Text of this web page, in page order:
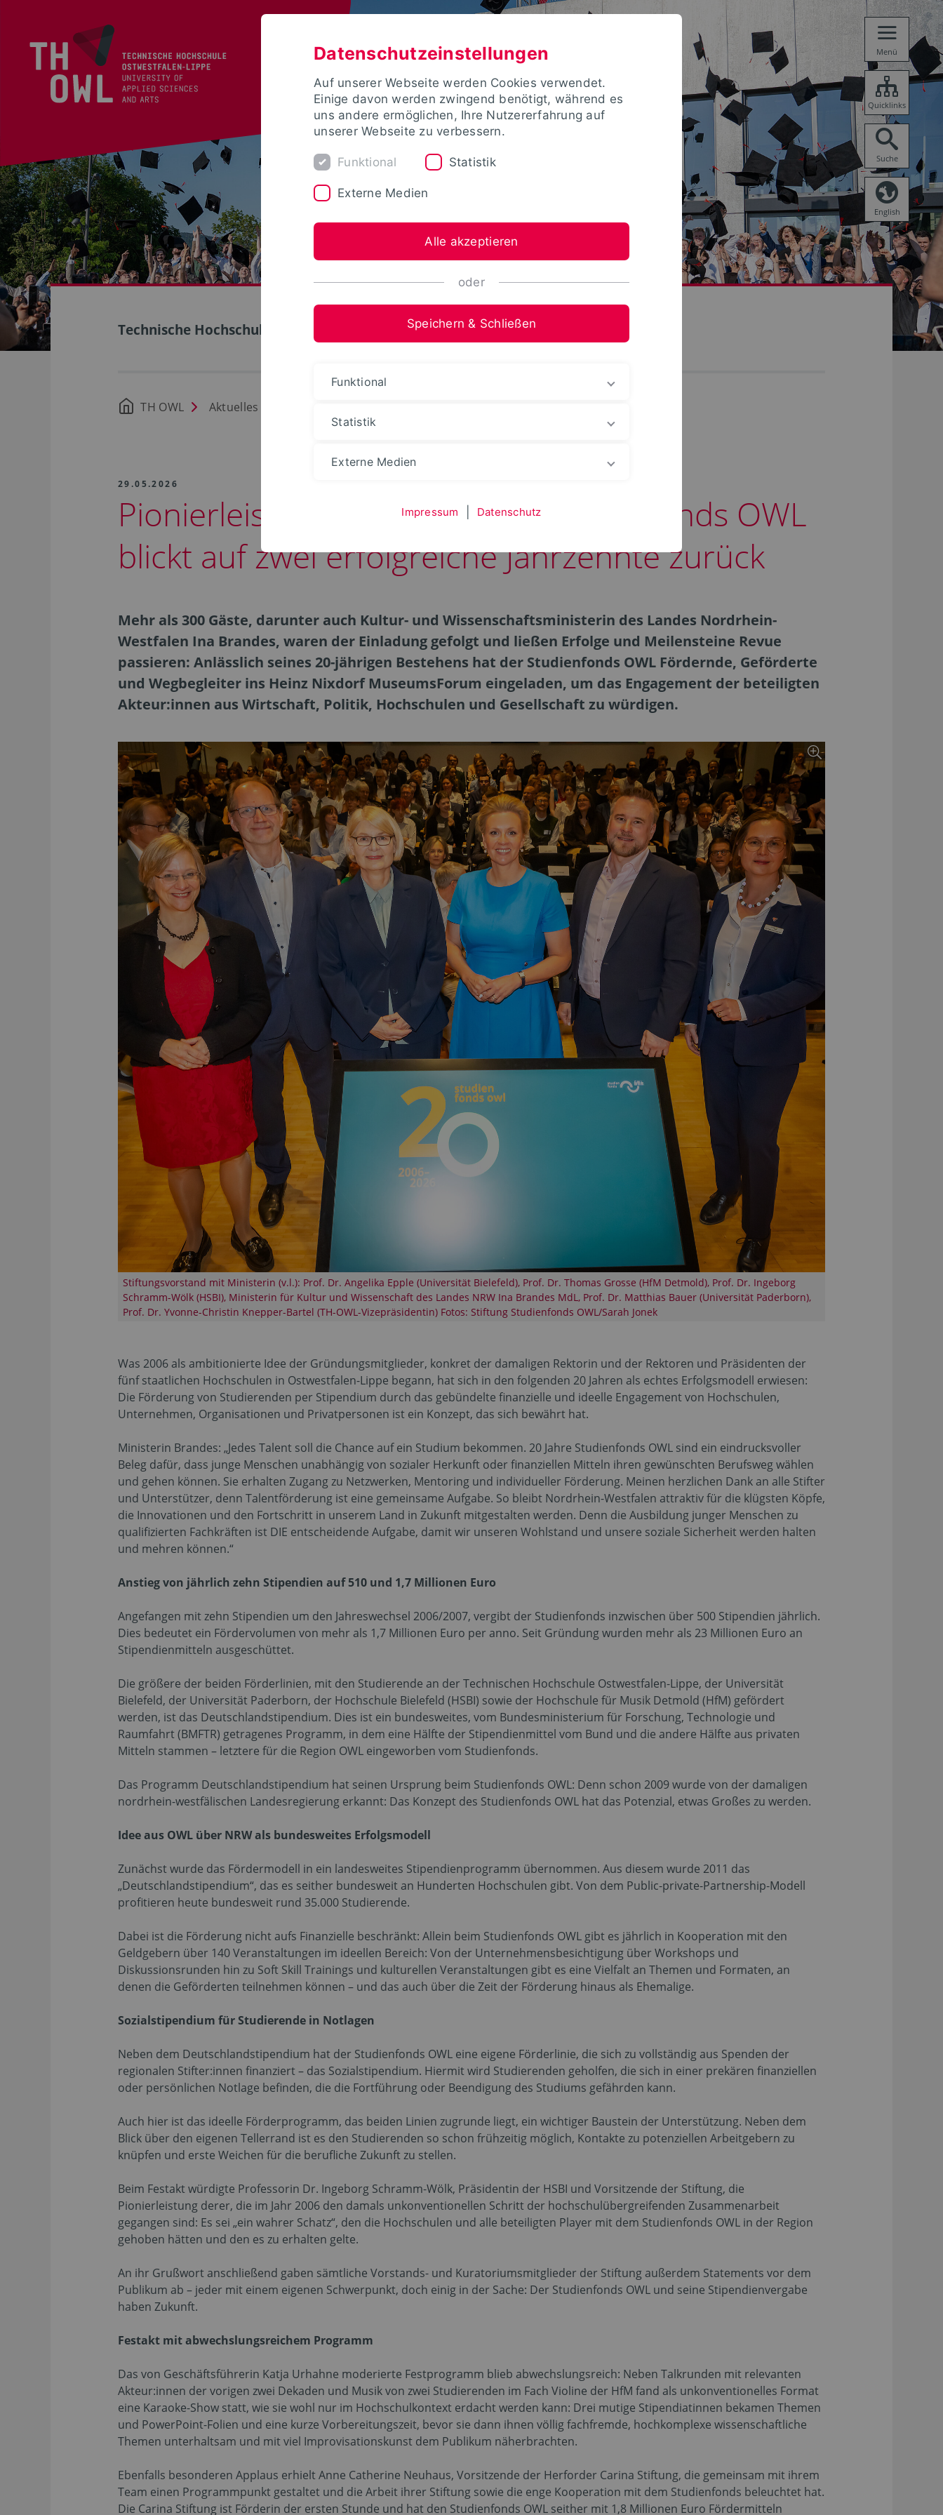
Menü
Quicklinks
Suche
English
Technische Hochschule Ostwestfalen-Lippe
TH OWL Aktuelles
29.05.2026
Pionierleistung und Karaoke: Studienfonds OWL
blickt auf zwei erfolgreiche Jahrzehnte zurück
Mehr als 300 Gäste, darunter auch Kultur- und Wissenschaftsministerin des Landes Nordrhein-
Westfalen Ina Brandes, waren der Einladung gefolgt und ließen Erfolge und Meilensteine Revue
passieren: Anlässlich seines 20-jährigen Bestehens hat der Studienfonds OWL Fördernde, Geförderte
und Wegbegleiter ins Heinz Nixdorf MuseumsForum eingeladen, um das Engagement der beteiligten
Akteur:innen aus Wirtschaft, Politik, Hochschulen und Gesellschaft zu würdigen.
Stiftungsvorstand mit Ministerin (v.l.): Prof. Dr. Angelika Epple (Universität Bielefeld), Prof. Dr. Thomas Grosse (HfM Detmold), Prof. Dr. Ingeborg
Schramm-Wölk (HSBI), Ministerin für Kultur und Wissenschaft des Landes NRW Ina Brandes MdL, Prof. Dr. Matthias Bauer (Universität Paderborn),
Prof. Dr. Yvonne-Christin Knepper-Bartel (TH-OWL-Vizepräsidentin) Fotos: Stiftung Studienfonds OWL/Sarah Jonek
Was 2006 als ambitionierte Idee der Gründungsmitglieder, konkret der damaligen Rektorin und der Rektoren und Präsidenten der
fünf staatlichen Hochschulen in Ostwestfalen-Lippe begann, hat sich in den folgenden 20 Jahren als echtes Erfolgsmodell erwiesen:
Die Förderung von Studierenden per Stipendium durch das gebündelte finanzielle und ideelle Engagement von Hochschulen,
Unternehmen, Organisationen und Privatpersonen ist ein Konzept, das sich bewährt hat.
Ministerin Brandes: „Jedes Talent soll die Chance auf ein Studium bekommen. 20 Jahre Studienfonds OWL sind ein eindrucksvoller
Beleg dafür, dass junge Menschen unabhängig von sozialer Herkunft oder finanziellen Mitteln ihren gewünschten Berufsweg wählen
und gehen können. Sie erhalten Zugang zu Netzwerken, Mentoring und individueller Förderung. Meinen herzlichen Dank an alle Stifter
und Unterstützer, denn Talentförderung ist eine gemeinsame Aufgabe. So bleibt Nordrhein-Westfalen attraktiv für die klügsten Köpfe,
die Innovationen und den Fortschritt in unserem Land in Zukunft mitgestalten werden. Denn die Ausbildung junger Menschen zu
qualifizierten Fachkräften ist DIE entscheidende Aufgabe, damit wir unseren Wohlstand und unsere soziale Sicherheit werden halten
und mehren können.“
Anstieg von jährlich zehn Stipendien auf 510 und 1,7 Millionen Euro
Angefangen mit zehn Stipendien um den Jahreswechsel 2006/2007, vergibt der Studienfonds inzwischen über 500 Stipendien jährlich.
Dies bedeutet ein Fördervolumen von mehr als 1,7 Millionen Euro per anno. Seit Gründung wurden mehr als 23 Millionen Euro an
Stipendienmitteln ausgeschüttet.
Die größere der beiden Förderlinien, mit den Studierende an der Technischen Hochschule Ostwestfalen-Lippe, der Universität
Bielefeld, der Universität Paderborn, der Hochschule Bielefeld (HSBI) sowie der Hochschule für Musik Detmold (HfM) gefördert
werden, ist das Deutschlandstipendium. Dies ist ein bundesweites, vom Bundesministerium für Forschung, Technologie und
Raumfahrt (BMFTR) getragenes Programm, in dem eine Hälfte der Stipendienmittel vom Bund und die andere Hälfte aus privaten
Mitteln stammen – letztere für die Region OWL eingeworben vom Studienfonds.
Das Programm Deutschlandstipendium hat seinen Ursprung beim Studienfonds OWL: Denn schon 2009 wurde von der damaligen
nordrhein-westfälischen Landesregierung erkannt: Das Konzept des Studienfonds OWL hat das Potenzial, etwas Großes zu werden.
Idee aus OWL über NRW als bundesweites Erfolgsmodell
Zunächst wurde das Fördermodell in ein landesweites Stipendienprogramm übernommen. Aus diesem wurde 2011 das
„Deutschlandstipendium“, das es seither bundesweit an Hunderten Hochschulen gibt. Von dem Public-private-Partnership-Modell
profitieren heute bundesweit rund 35.000 Studierende.
Dabei ist die Förderung nicht aufs Finanzielle beschränkt: Allein beim Studienfonds OWL gibt es jährlich in Kooperation mit den
Geldgebern über 140 Veranstaltungen im ideellen Bereich: Von der Unternehmensbesichtigung über Workshops und
Diskussionsrunden hin zu Soft Skill Trainings und kulturellen Veranstaltungen gibt es eine Vielfalt an Themen und Formaten, an
denen die Geförderten teilnehmen können – und das auch über die Zeit der Förderung hinaus als Ehemalige.
Sozialstipendium für Studierende in Notlagen
Neben dem Deutschlandstipendium hat der Studienfonds OWL eine eigene Förderlinie, die sich zu vollständig aus Spenden der
regionalen Stifter:innen finanziert – das Sozialstipendium. Hiermit wird Studierenden geholfen, die sich in einer prekären finanziellen
oder persönlichen Notlage befinden, die die Fortführung oder Beendigung des Studiums gefährden kann.
Auch hier ist das ideelle Förderprogramm, das beiden Linien zugrunde liegt, ein wichtiger Baustein der Unterstützung. Neben dem
Blick über den eigenen Tellerrand ist es den Studierenden so schon frühzeitig möglich, Kontakte zu potenziellen Arbeitgebern zu
knüpfen und erste Weichen für die berufliche Zukunft zu stellen.
Beim Festakt würdigte Professorin Dr. Ingeborg Schramm-Wölk, Präsidentin der HSBI und Vorsitzende der Stiftung, die
Pionierleistung derer, die im Jahr 2006 den damals unkonventionellen Schritt der hochschulübergreifenden Zusammenarbeit
gegangen sind: Es sei „ein wahrer Schatz“, den die Hochschulen und alle beteiligten Player mit dem Studienfonds OWL in der Region
gehoben hätten und den es zu erhalten gelte.
An ihr Grußwort anschließend gaben sämtliche Vorstands- und Kuratoriumsmitglieder der Stiftung außerdem Statements vor dem
Publikum ab – jeder mit einem eigenen Schwerpunkt, doch einig in der Sache: Der Studienfonds OWL und seine Stipendienvergabe
haben Zukunft.
Festakt mit abwechslungsreichem Programm
Das von Geschäftsführerin Katja Urhahne moderierte Festprogramm blieb abwechslungsreich: Neben Talkrunden mit relevanten
Akteur:innen der vorigen zwei Dekaden und Musik von zwei Studierenden im Fach Violine der HfM fand als unkonventionelles Format
eine Karaoke-Show statt, wie sie wohl nur im Hochschulkontext erdacht werden kann: Drei mutige Stipendiatinnen bekamen Themen
und PowerPoint-Folien und eine kurze Vorbereitungszeit, bevor sie dann ihnen völlig fachfremde, hochkomplexe wissenschaftliche
Themen unterhaltsam und mit viel Improvisationskunst dem Publikum näherbrachten.
Ebenfalls besonderen Applaus erhielt Anne Catherine Neuhaus, Vorsitzende der Herforder Carina Stiftung, die gemeinsam mit ihrem
Team einen Programmpunkt gestaltet und die Arbeit ihrer Stiftung sowie die enge Kooperation mit dem Studienfonds beleuchtet hat.
Die Carina Stiftung ist Förderin der ersten Stunde und hat den Studienfonds OWL seither mit 1,8 Millionen Euro Fördermitteln
Datenschutzeinstellungen
Auf unserer Webseite werden Cookies verwendet.
Einige davon werden zwingend benötigt, während es
uns andere ermöglichen, Ihre Nutzererfahrung auf
unserer Webseite zu verbessern.
Funktional Statistik
Externe Medien
Alle akzeptieren
oder
Speichern & Schließen
Funktional
Statistik
Externe Medien
Impressum Datenschutz